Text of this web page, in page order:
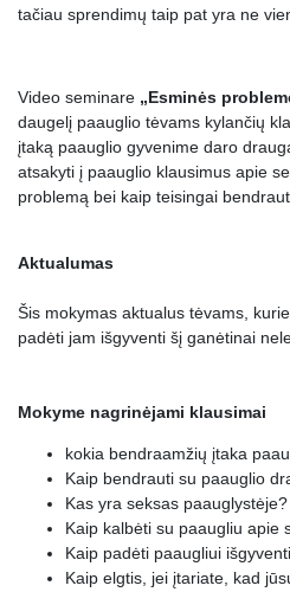
Susipažinkite su jo draugais
17. Nekritikuokite jo draugų
18. Nelyginkite jo su draugais
19. Niekada nekritikuokite
22. Leiskite vakarėlius daryti
24.
25. Pirma pareigos, tada draugai
26. Kas yra seksas paauglystėje
27. Noras būti patraukliam
28. Noras tapti suaugusiu
tačiau sprendimų taip pat yra ne
Video seminare „Esminės
daugelį paauglio tėvams kylančių
įtaką paauglio gyvenime daro
atsakyti į paauglio klausimus apie
problemą bei kaip teisingai
Aktualumas
Šis mokymas aktualus tėvams,
padėti jam išgyventi šį ganėtinai
Mokyme nagrinėjami klausimai
kokia bendraamžių įtaka
Kaip bendrauti su paauglio
Kas yra seksas paauglystėje?
Kaip kalbėti su paaugliu apie
Kaip padėti paaugliui
Kaip elgtis, jei įtariate, kad